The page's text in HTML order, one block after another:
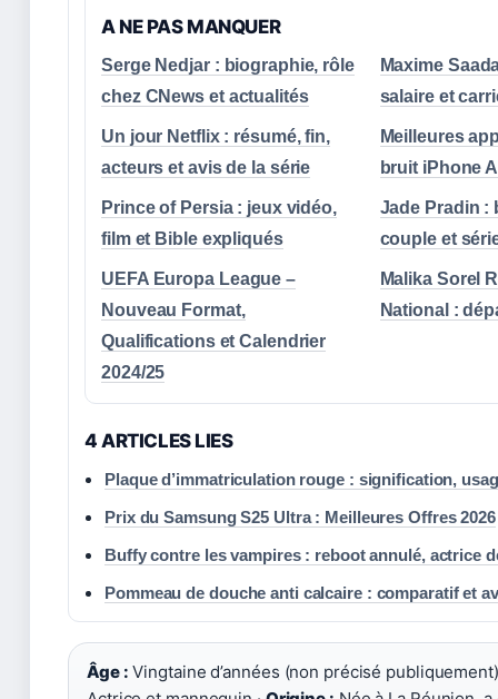
A NE PAS MANQUER
Serge Nedjar : biographie, rôle
chez CNews et actualités
Maxime
salaire et
Un jour Netflix : résumé, fin,
acteurs et avis de la série
Meilleures
bruit iPhone
Prince of Persia : jeux vidéo,
film et Bible expliqués
Jade Pradin :
couple et
UEFA Europa League –
Nouveau Format,
Qualifications et Calendrier
2024/25
Malika Sorel
National :
4 ARTICLES LIES
Plaque d’immatriculation rouge : signification,
Prix du Samsung S25 Ultra : Meilleures Offres 2026
Buffy contre les vampires : reboot annulé, actrice
Pommeau de douche anti calcaire : comparatif et
Âge : Vingtaine d’années (non précisé